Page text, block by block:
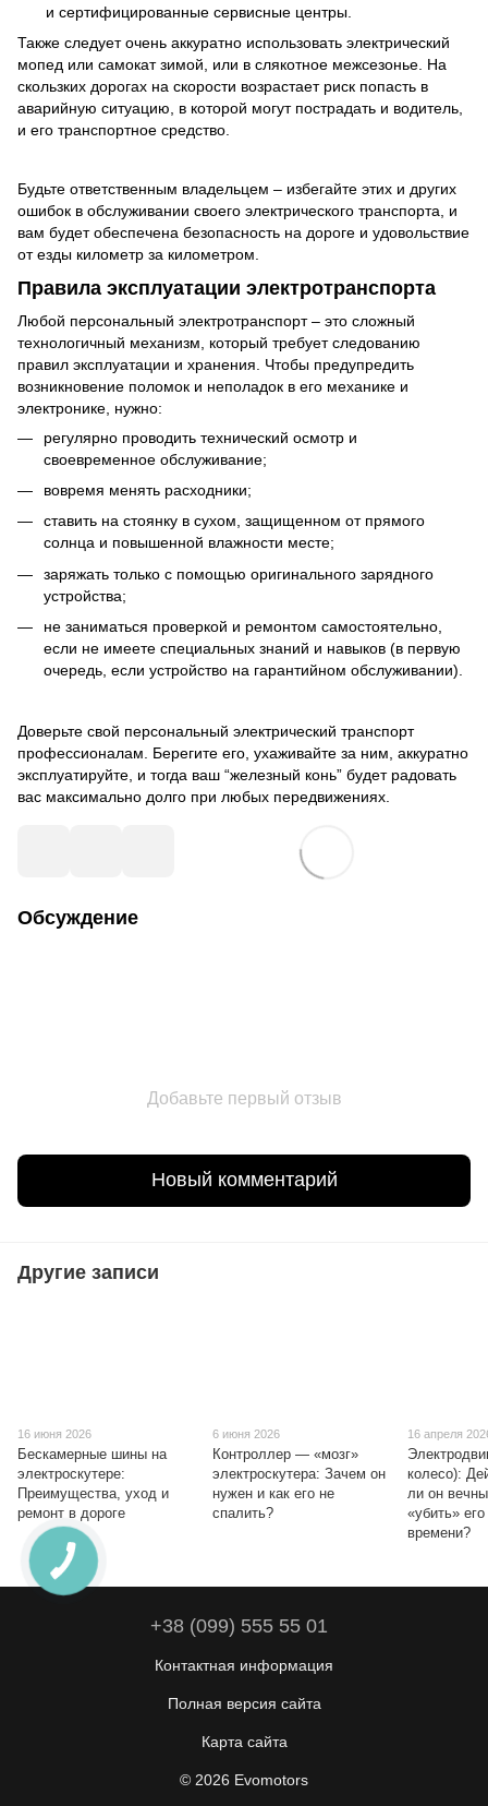
и сертифицированные сервисные центры.
Также следует очень аккуратно использовать электрический
мопед или самокат зимой, или в слякотное межсезонье. На
скользких дорогах на скорости возрастает риск попасть в
аварийную ситуацию, в которой могут пострадать и водитель,
и его транспортное средство.
Будьте ответственным владельцем – избегайте этих и других
ошибок в обслуживании своего электрического транспорта, и
вам будет обеспечена безопасность на дороге и удовольствие
от езды километр за километром.
Правила эксплуатации электротранспорта
Любой персональный электротранспорт – это сложный
технологичный механизм, который требует следованию
правил эксплуатации и хранения. Чтобы предупредить
возникновение поломок и неполадок в его механике и
электронике, нужно:
регулярно проводить технический осмотр и
своевременное обслуживание;
вовремя менять расходники;
ставить на стоянку в сухом, защищенном от прямого
солнца и повышенной влажности месте;
заряжать только с помощью оригинального зарядного
устройства;
не заниматься проверкой и ремонтом самостоятельно,
если не имеете специальных знаний и навыков (в первую
очередь, если устройство на гарантийном обслуживании).
Доверьте свой персональный электрический транспорт
профессионалам. Берегите его, ухаживайте за ним, аккуратно
эксплуатируйте, и тогда ваш “железный конь” будет радовать
вас максимально долго при любых передвижениях.
Обсуждение
Добавьте первый отзыв
Новый комментарий
Другие записи
16 июня 2026
Бескамерные шины на
электроскутере:
Преимущества, уход и
ремонт в дороге
6 июня 2026
Контроллер — «мозг»
электроскутера: Зачем он
нужен и как его не
спалить?
16 апреля
колесо):
ли он
«убить»
времени?
+38 (099) 555 55 01
Контактная информация
Полная версия сайта
Карта сайта
© 2026 Evomotors